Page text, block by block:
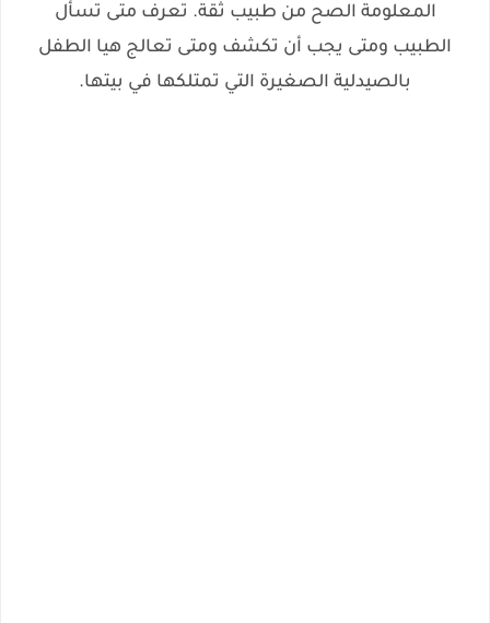
المعلومة الصح من طبيب ثقة. تعرف متى تسأل
الطبيب ومتى يجب أن تكشف ومتى تعالج هيا الطفل
بالصيدلية الصغيرة التي تمتلكها في بيتها.